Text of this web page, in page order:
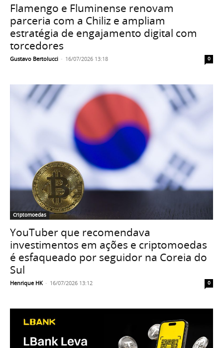
Flamengo e Fluminense renovam
parceria com a Chiliz e ampliam
estratégia de engajamento digital com
torcedores
Gustavo Bertolucci - 16/07/2026 13:18 0
Criptomoedas
YouTuber que recomendava
investimentos em ações e criptomoedas
é esfaqueado por seguidor na Coreia do
Sul
Henrique HK - 16/07/2026 13:12 0